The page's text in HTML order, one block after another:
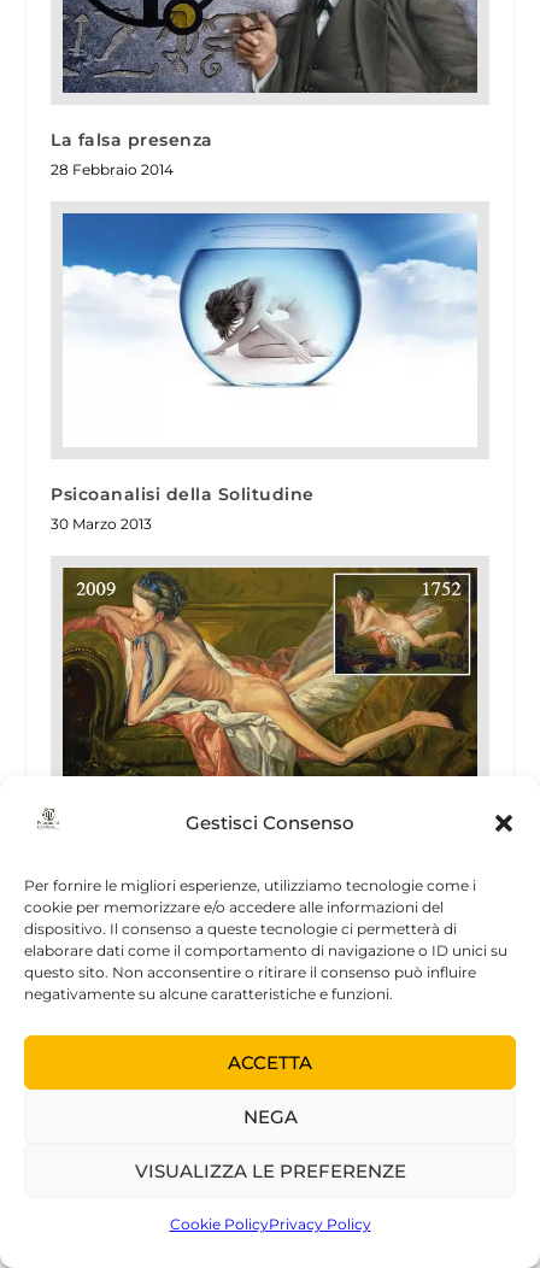
Gestisci Consenso
Per fornire le migliori esperienze, utilizziamo tecnologie come i
cookie per memorizzare e/o accedere alle informazioni del
dispositivo. Il consenso a queste tecnologie ci permetterà di
elaborare dati come il comportamento di navigazione o ID unici su
questo sito. Non acconsentire o ritirare il consenso può influire
negativamente su alcune caratteristiche e funzioni.
ACCETTA
NEGA
VISUALIZZA LE PREFERENZE
Cookie PolicyPrivacy Policy
La falsa presenza
28 Febbraio 2014
Psicoanalisi della Solitudine
30 Marzo 2013
15 Febbraio 2007